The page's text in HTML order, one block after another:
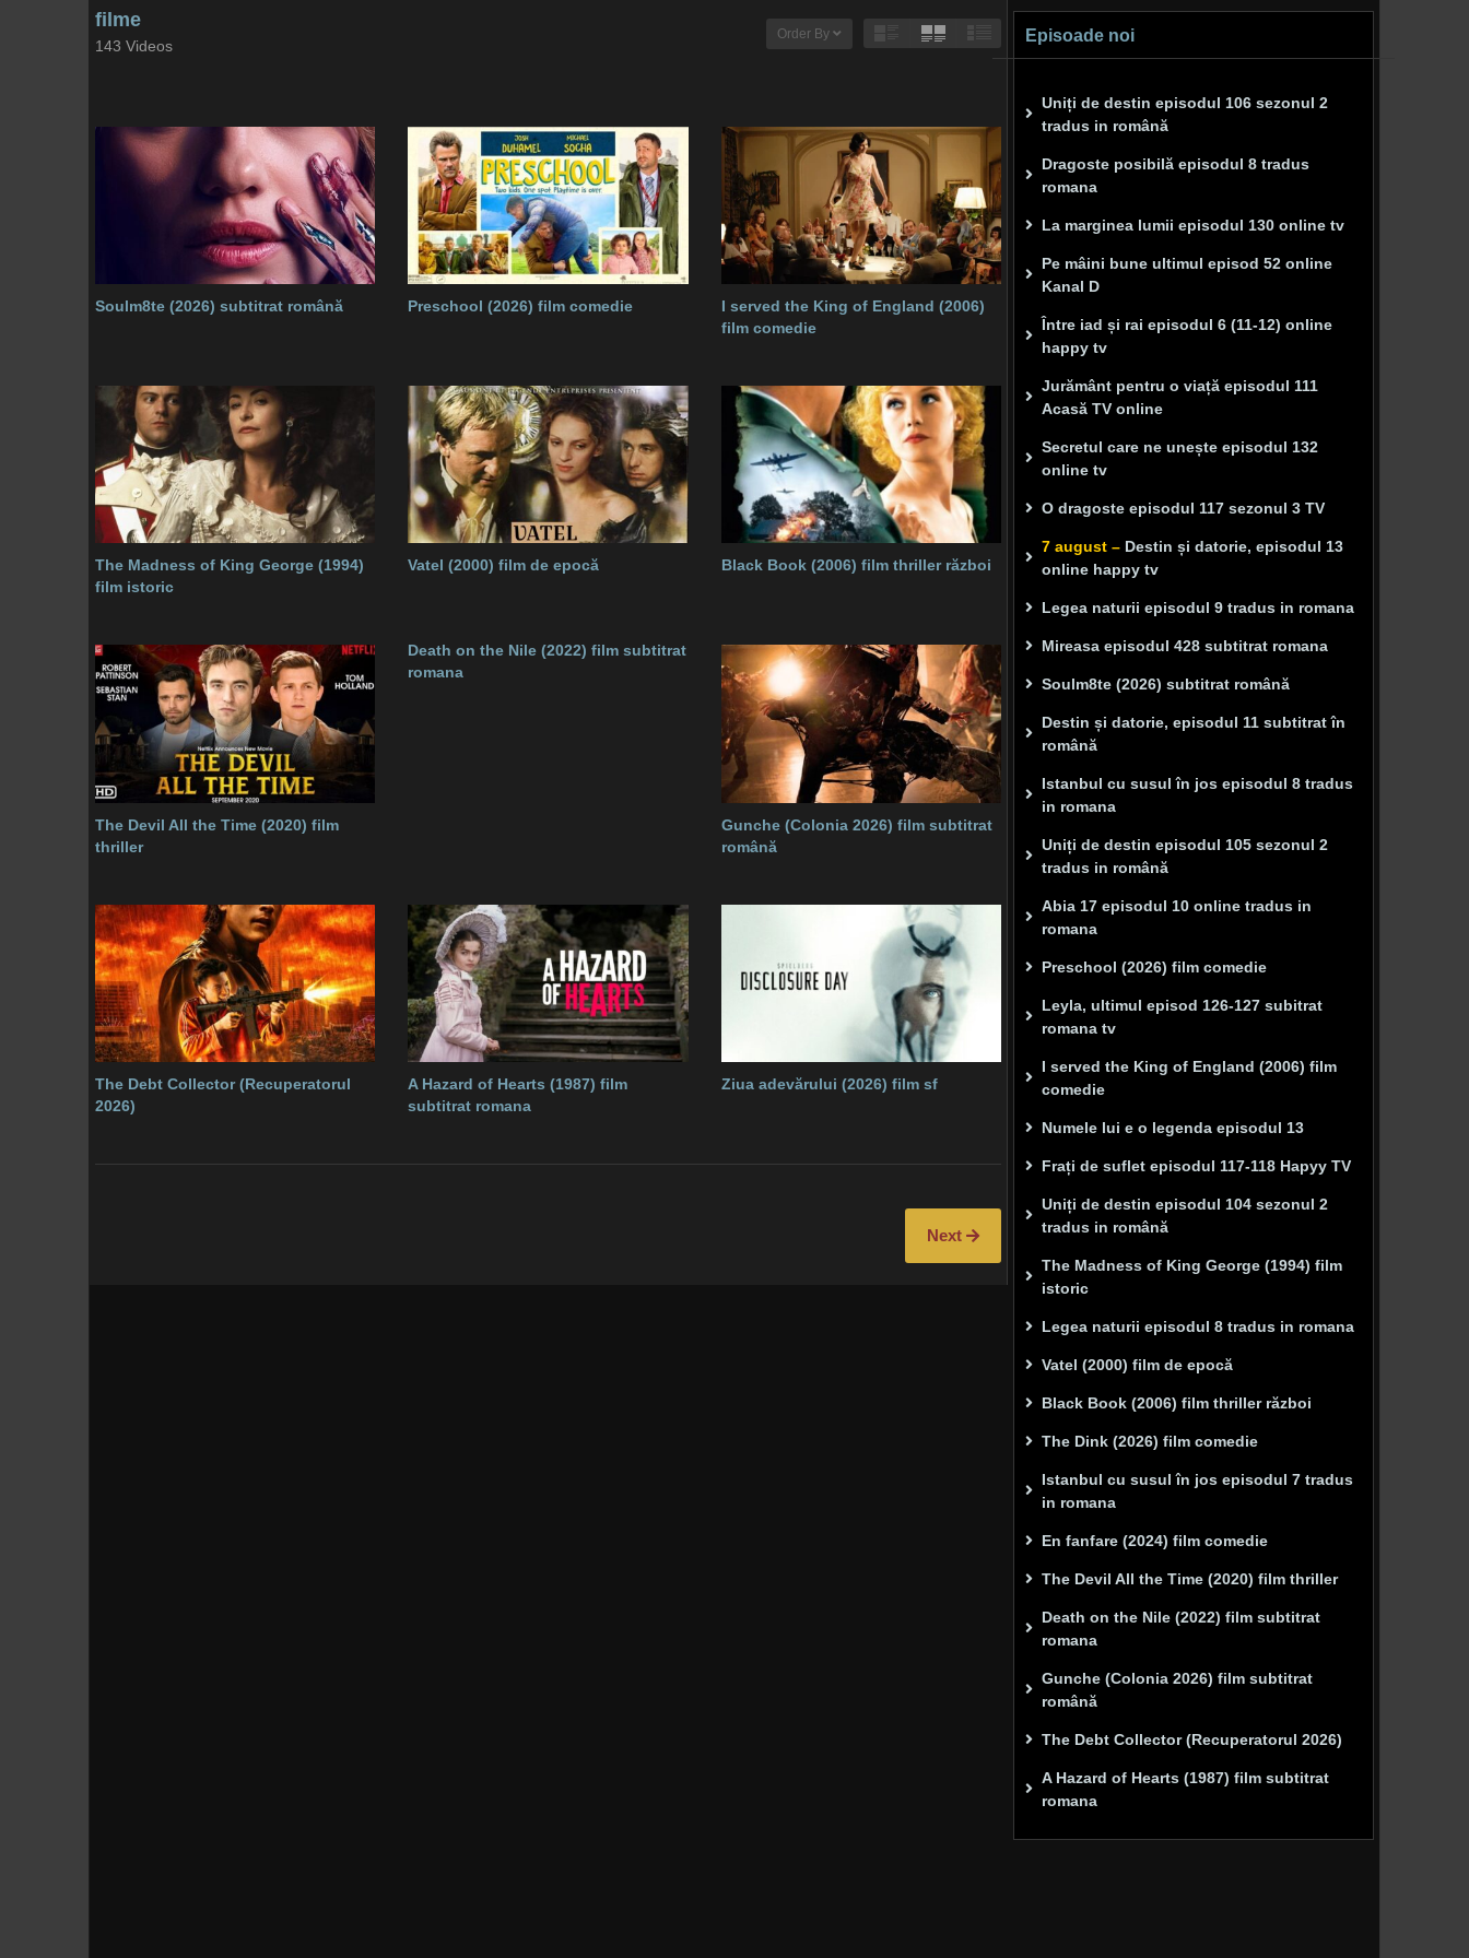
filme
143 Videos
Order By
Soulm8te (2026) subtitrat română Preschool (2026) film comedie
I served the King of England (2006)
film comedie
The Madness of King George (1994)
film istoric
Vatel (2000) film de epocă Black Book (2006) film thriller război
The Devil All the Time (2020) film
thriller
Death on the Nile (2022) film subtitrat
romana
Gunche (Colonia 2026) film subtitrat
română
The Debt Collector (Recuperatorul
2026)
A Hazard of Hearts (1987) film
subtitrat romana
Ziua adevărului (2026) film sf
Next
Episoade noi
Uniți de destin episodul 106 sezonul 2
tradus in română
Dragoste posibilă episodul 8 tradus
romana
La marginea lumii episodul 130 online tv
Pe mâini bune ultimul episod 52 online
Kanal D
Între iad și rai episodul 6 (11-12) online
happy tv
Jurământ pentru o viață episodul 111
Acasă TV online
Secretul care ne unește episodul 132
online tv
O dragoste episodul 117 sezonul 3 TV
7 august – Destin și datorie, episodul 13
online happy tv
Legea naturii episodul 9 tradus in romana
Mireasa episodul 428 subtitrat romana
Soulm8te (2026) subtitrat română
Destin și datorie, episodul 11 subtitrat în
română
Istanbul cu susul în jos episodul 8 tradus
in romana
Uniți de destin episodul 105 sezonul 2
tradus in română
Abia 17 episodul 10 online tradus in
romana
Preschool (2026) film comedie
Leyla, ultimul episod 126-127 subitrat
romana tv
I served the King of England (2006) film
comedie
Numele lui e o legenda episodul 13
Frați de suflet episodul 117-118 Hapyy TV
Uniți de destin episodul 104 sezonul 2
tradus in română
The Madness of King George (1994) film
istoric
Legea naturii episodul 8 tradus in romana
Vatel (2000) film de epocă
Black Book (2006) film thriller război
The Dink (2026) film comedie
Istanbul cu susul în jos episodul 7 tradus
in romana
En fanfare (2024) film comedie
The Devil All the Time (2020) film thriller
Death on the Nile (2022) film subtitrat
romana
Gunche (Colonia 2026) film subtitrat
română
The Debt Collector (Recuperatorul 2026)
A Hazard of Hearts (1987) film subtitrat
romana